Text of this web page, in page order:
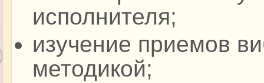
исполнителя;
изучение приемов
методикой;